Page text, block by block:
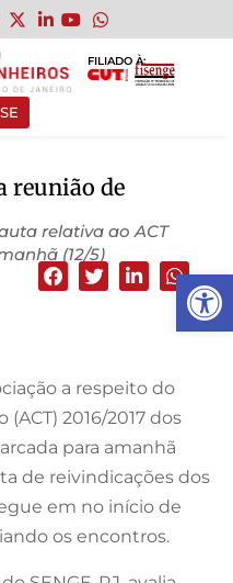
Abrir
FILIADO À:
reunião de
relativa ao ACT
(12/5)
a respeito do
2016/2017 dos
para amanhã
de reivindicações dos
em no início de
os encontros.